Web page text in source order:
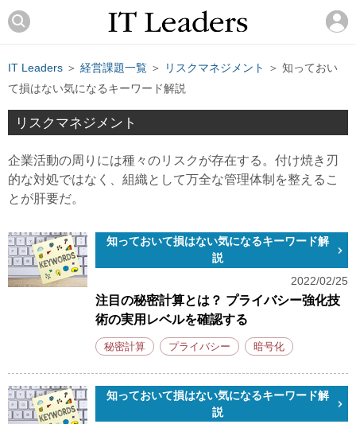
IT Leaders ＞ 経営課題一覧 ＞ リスクマネジメント
＞ 知っておい
て損はない気になるキーワード解説
リスクマネジメント
企業活動の周りには種々のリスクが存在する。付け焼き刃
的な対処ではなく、組織として万全な管理体制を整えるこ
とが肝要だ。
知っておいて損はない気になるキーワード解
説
2022/02/25
注目の秘密計算とは？ プライバシー強化技
術の実用レベルを確認する
秘密計算 プライバシー 暗号化
知っておいて損はない気になるキーワード解
説